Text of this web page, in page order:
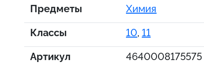
Предметы Химия
Классы 10, 11
Артикул 4640008175575